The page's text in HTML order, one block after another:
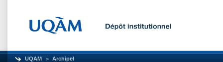
UQAM Archipel